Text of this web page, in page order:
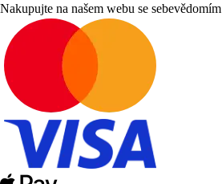
Nakupujte na našem webu se sebevědomím